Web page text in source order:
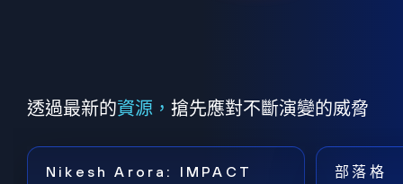
透過最新的資源， 搶先應對不斷演變的威脅
Nikesh Arora: IMPACT
部落格